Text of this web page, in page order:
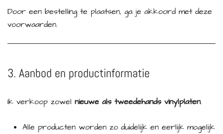
Door een bestelling te plaatsen, ga je akkoord met deze
voorwaarden.
3. Aanbod en productinformatie
Ik verkoop zowel nieuwe als tweedehands vinylplaten.
Alle producten worden zo duidelijk en eerlijk mogelijk